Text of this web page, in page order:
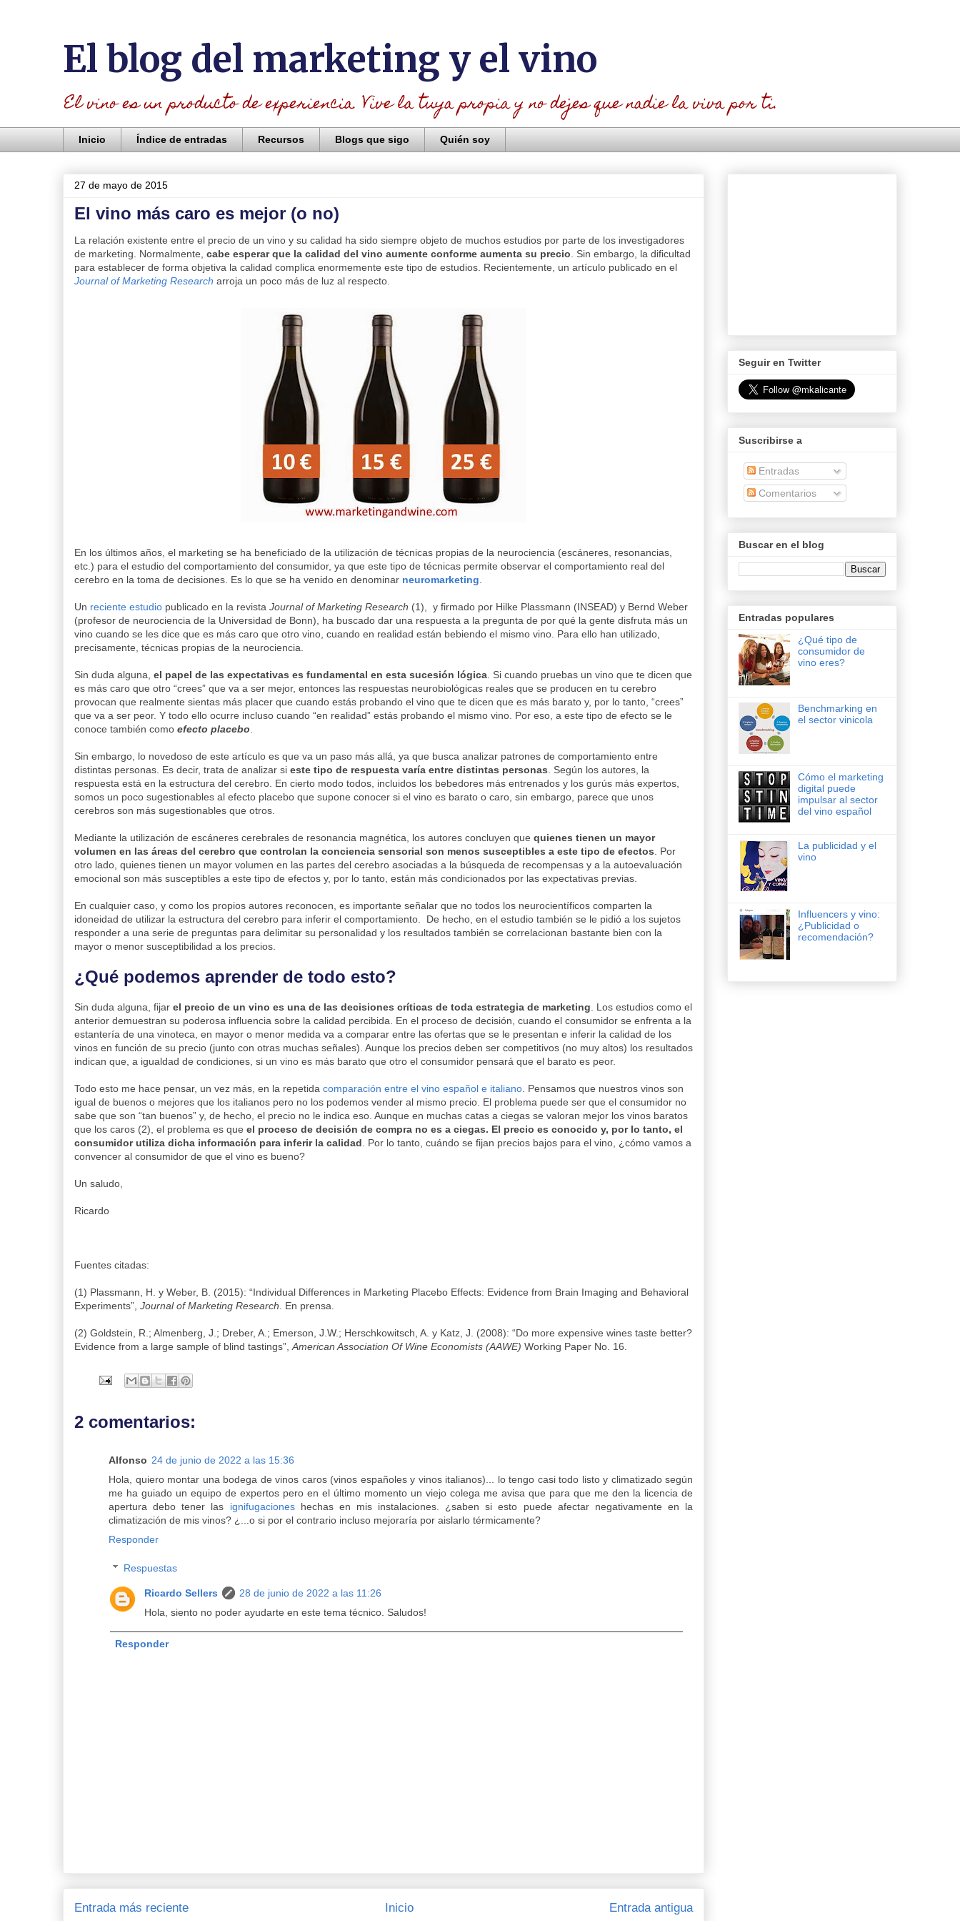
El blog del marketing y el vino
El vino es un producto de experiencia. Vive la tuya propia y no dejes que nadie la viva por ti.
Inicio Índice de entradas Recursos Blogs que sigo Quién soy
27 de mayo de 2015
El vino más caro es mejor (o no)
La relación existente entre el precio de un vino y su calidad ha sido siempre objeto de muchos estudios por parte de los investigadores
de marketing. Normalmente, cabe esperar que la calidad del vino aumente conforme aumenta su precio . Sin embargo, la dificultad
para establecer de forma objetiva la calidad complica enormemente este tipo de estudios. Recientemente, un artículo publicado en el
Journal of Marketing Research arroja un poco más de luz al respecto.
En los últimos años, el marketing se ha beneficiado de la utilización de técnicas propias de la neurociencia (escáneres, resonancias,
etc.) para el estudio del comportamiento del consumidor, ya que este tipo de técnicas permite observar el comportamiento real del
cerebro en la toma de decisiones. Es lo que se ha venido en denominar neuromarketing
Un reciente estudio publicado en la revista Journal of Marketing Research (1), y firmado por Hilke Plassmann (INSEAD) y Bernd Weber
(profesor de neurociencia de la Universidad de Bonn), ha buscado dar una respuesta a la pregunta de por qué la gente disfruta más un
vino cuando se les dice que es más caro que otro vino, cuando en realidad están bebiendo el mismo vino. Para ello han utilizado,
precisamente, técnicas propias de la neurociencia.
Sin duda alguna, el papel de las expectativas es fundamental en esta sucesión lógica . Si cuando pruebas un vino que te dicen que
es más caro que otro “crees” que va a ser mejor, entonces las respuestas neurobiológicas reales que se producen en tu cerebro
provocan que realmente sientas más placer que cuando estás probando el vino que te dicen que es más barato y, por lo tanto, “crees”
que va a ser peor. Y todo ello ocurre incluso cuando “en realidad” estás probando el mismo vino. Por eso, a este tipo de efecto se le
conoce también como efecto placebo
Sin embargo, lo novedoso de este artículo es que va un paso más allá, ya que busca analizar patrones de comportamiento entre
distintas personas. Es decir, trata de analizar si este tipo de respuesta varía entre distintas personas . Según los autores, la
respuesta está en la estructura del cerebro. En cierto modo todos, incluidos los bebedores más entrenados y los gurús más expertos,
somos un poco sugestionables al efecto placebo que supone conocer si el vino es barato o caro, sin embargo, parece que unos
cerebros son más sugestionables que otros.
Mediante la utilización de escáneres cerebrales de resonancia magnética, los autores concluyen que quienes tienen un mayor
volumen en las áreas del cerebro que controlan la conciencia sensorial son menos susceptibles a este tipo de efectos . Por
otro lado, quienes tienen un mayor volumen en las partes del cerebro asociadas a la búsqueda de recompensas y a la autoevaluación
emocional son más susceptibles a este tipo de efectos y, por lo tanto, están más condicionados por las expectativas previas.
En cualquier caso, y como los propios autores reconocen, es importante señalar que no todos los neurocientíficos comparten la
idoneidad de utilizar la estructura del cerebro para inferir el comportamiento. De hecho, en el estudio también se le pidió a los sujetos
responder a una serie de preguntas para delimitar su personalidad y los resultados también se correlacionan bastante bien con la
mayor o menor susceptibilidad a los precios.
¿Qué podemos aprender de todo esto?
Sin duda alguna, fijar el precio de un vino es una de las decisiones críticas de toda estrategia de marketing . Los estudios como el
anterior demuestran su poderosa influencia sobre la calidad percibida. En el proceso de decisión, cuando el consumidor se enfrenta a la
estantería de una vinoteca, en mayor o menor medida va a comparar entre las ofertas que se le presentan e inferir la calidad de los
vinos en función de su precio (junto con otras muchas señales). Aunque los precios deben ser competitivos (no muy altos) los resultados
indican que, a igualdad de condiciones, si un vino es más barato que otro el consumidor pensará que el barato es peor.
Todo esto me hace pensar, un vez más, en la repetida comparación entre el vino español e italiano . Pensamos que nuestros vinos son
igual de buenos o mejores que los italianos pero no los podemos vender al mismo precio. El problema puede ser que el consumidor no
sabe que son “tan buenos” y, de hecho, el precio no le indica eso. Aunque en muchas catas a ciegas se valoran mejor los vinos baratos
que los caros (2), el problema es que el proceso de decisión de compra no es a ciegas. El precio es conocido y, por lo tanto, el
consumidor utiliza dicha información para inferir la calidad . Por lo tanto, cuándo se fijan precios bajos para el vino, ¿cómo vamos a
convencer al consumidor de que el vino es bueno?
Un saludo,
Ricardo
Fuentes citadas:
(1) Plassmann, H. y Weber, B. (2015): “Individual Differences in Marketing Placebo Effects: Evidence from Brain Imaging and Behavioral
Experiments”, Journal of Marketing Research . En prensa.
(2) Goldstein, R.; Almenberg, J.; Dreber, A.; Emerson, J.W.; Herschkowitsch, A. y Katz, J. (2008): “Do more expensive wines taste better?
Evidence from a large sample of blind tastings”, American Association Of Wine Economists (AAWE) Working Paper No. 16.
2 comentarios:
Alfonso 24 de junio de 2022 a las 15:36
Hola, quiero montar una bodega de vinos caros (vinos españoles y vinos italianos)... lo tengo casi todo listo y climatizado según
me ha guiado un equipo de expertos pero en el último momento un viejo colega me avisa que para que me den la licencia de
apertura debo tener las ignifugacioneshechas en mis instalaciones. ¿saben si esto puede afectar negativamente en la
climatización de mis vinos? ¿...o si por el contrario incluso mejoraría por aislarlo térmicamente?
Responder
Respuestas
Ricardo Sellers
28 de junio de 2022 a las 11:26
Hola, siento no poder ayudarte en este tema técnico. Saludos!
Responder
Entrada más reciente Entrada antigua
Inicio
Seguir en Twitter
Suscribirse a
Entradas
Comentarios
Buscar en el blog
Entradas populares
¿Qué tipo de
consumidor de
vino eres?
Benchmarking en
el sector vinicola
Cómo el marketing
digital puede
impulsar al sector
del vino español
La publicidad y el
vino
Influencers y vino:
¿Publicidad o
recomendación?